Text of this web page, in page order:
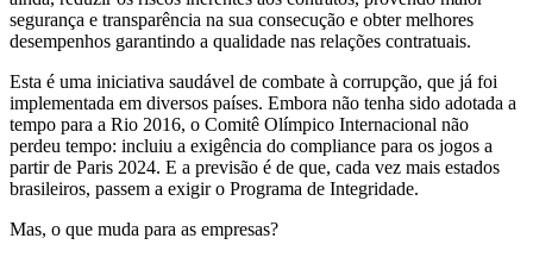
segurança e transparência na sua consecução e obter melhores
desempenhos garantindo a qualidade nas relações contratuais.
Esta é uma iniciativa saudável de combate à corrupção, que já foi
implementada em diversos países. Embora não tenha sido adotada a
tempo para a Rio 2016, o Comitê Olímpico Internacional não
perdeu tempo: incluiu a exigência do compliance para os jogos a
partir de Paris 2024. E a previsão é de que, cada vez mais estados
brasileiros, passem a exigir o Programa de Integridade.
Mas, o que muda para as empresas?